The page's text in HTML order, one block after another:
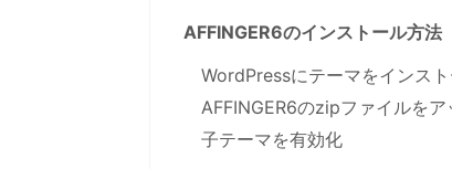
AFFINGER6のインストール方法
WordPressにテーマをインス
AFFINGER6のzipファイルをア
子テーマを有効化